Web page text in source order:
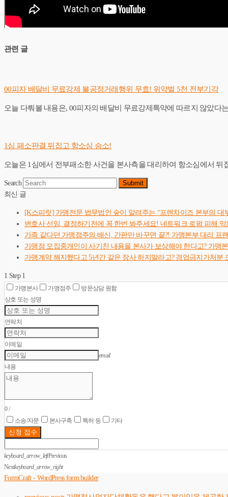
관련 글
00피자 배달비 무료강제 불공정거래행위 무효! 위약벌 5천 전부기각
오늘 다뤄볼 내용은, 00피자의 배달비 무료강제특약에 따르지 않았
1심 패소판결 뒤집고 항소심 승소!
오늘은 1심에서 전부패소한 사건을 본사측을 대리하여 항소심에서 뒤
Search
Submit
최신 글
[K스피릿] 가맹전문 법무법인 숲이 알려주는 “프랜차이즈 본부의 대
변호사 선임, 결정하기전에 꼭 한번 봐주세요! 네트워크 로펌 피해 막
가족 같다던 가맹점주의 배신, 간판만 바꾸면 끝?! 가맹본부 대리 프
가맹점 모집중개인이 사기친 내용을 본사가 보상해야 한다고? 가맹
가맹계약 해지했다고 5년간 같은 장사 하지말라고? 경업금지가처분
1 Step 1
가맹본사 가맹점주
방문상담 원함
상호 또는 성명
연락처
이메일
email
내용
0/
소송/자문
본사구축 특허 등 기타
신청 접수
keyboard_arrow_leftPrevious
Nextkeyboard_arrow_right
FormCraft - WordPress form builder